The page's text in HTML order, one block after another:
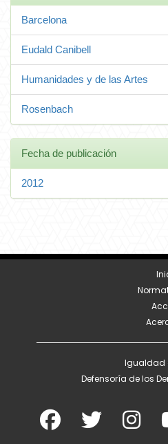
Barcelona
Eudald Canibell
Humanidades y de las Artes
Rosenbach
Fecha de publicación
2012
Igualdad
Defensoría de los